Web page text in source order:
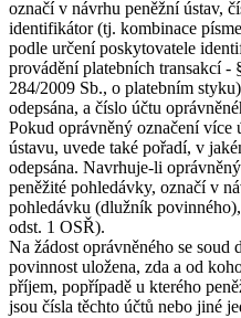
označí v návrhu peněžní ústav,
identifikátor (tj. kombinace
podle určení poskytovatele
provádění platebních transakcí -
284/2009 Sb., o platebním
odepsána, a číslo účtu
Pokud oprávněný označení více
ústavu, uvede také pořadí, v
odepsána. Navrhuje-li
peněžité pohledávky, označí v
pohledávku (dlužník
odst. 1 OSŘ).
Na žádost oprávněného se
povinnost uložena, zda a od
příjem, popřípadě u kterého
jsou čísla těchto účtů nebo jiné